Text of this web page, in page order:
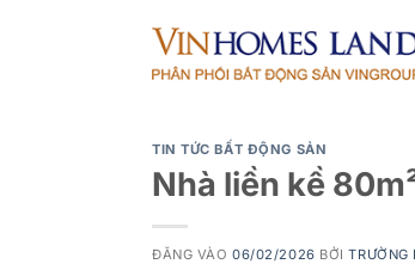
TIN TỨC BẤT ĐỘNG SẢN
Nhà liền kề
ĐĂNG VÀO06/02/2026 BỞITRƯỜNG